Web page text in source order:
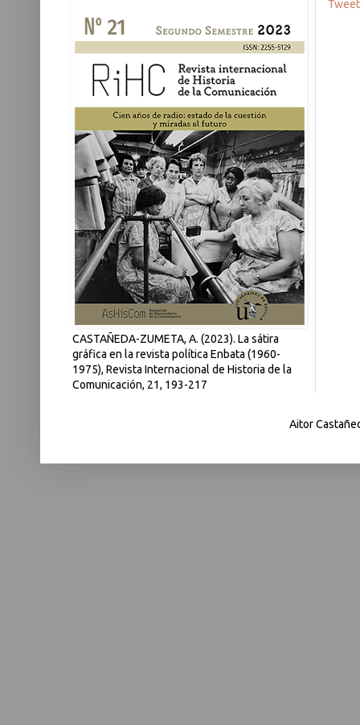
CASTAÑEDA-ZUMETA, A. (2023). La sátira
gráfica en la revista política Enbata (1960-
1975), Revista Internacional de Historia de la
Comunicación, 21, 193-217
Aitor